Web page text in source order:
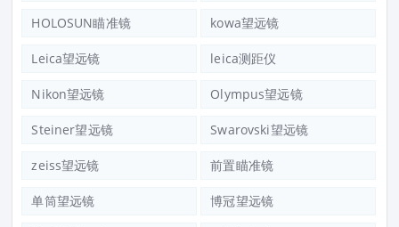
HOLOSUN瞄准镜 kowa望远镜
Leica望远镜 leica测距仪
Nikon望远镜 Olympus望远镜
Steiner望远镜 Swarovski望远镜
zeiss望远镜 前置瞄准镜
单筒望远镜 博冠望远镜